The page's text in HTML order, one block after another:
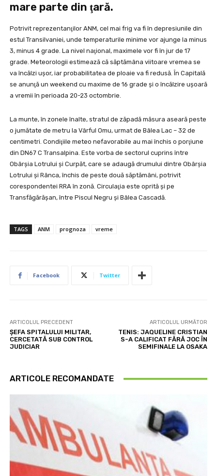
mare parte din ţară.
Potrivit reprezentanţilor ANM, cel mai frig va fi în depresiunile din
estul Transilvaniei, unde temperaturile minime vor ajunge la minus
3, minus 4 grade. La nivel naţional, maximele vor fi în jur de 17
grade. Meteorologii estimează că săptămâna viitoare vremea se
va încălzi uşor, iar probabilitatea de ploaie va fi redusă. În Capitală
se anunţă un weekend cu maxime de 16 grade şi o încălzire uşoară
a vremii în perioada 20-23 octombrie.
La munte, în zonele înalte, stratul de zăpadă măsura aseară peste
o jumătate de metru la Vârful Omu, urmat de Bâlea Lac – 32 de
centimetri. Condiţiile meteo nefavorabile au mai închis o porţiune
din DN67 C Transalpina. Este vorba de sectorul cuprins între
Obârşia Lotrului şi Curpăt, care se adaugă drumului dintre Obârşia
Lotrului şi Rânca, închis de peste două săptămâni, potrivit
corespondentei RRA în zonă. Circulaţia este oprită şi pe
Transfăgărăşan, între Piscul Negru şi Bâlea Cascadă.
TAGS ANM prognoza vreme
Facebook Twitter
ARTICOLUL PRECEDENT
ȘEFA SPITALULUI MILITAR,
CERCETATĂ SUB CONTROL
JUDICIAR
ARTICOLUL URMĂTOR
TENIS: JAQUELINE CRISTIAN
S-A CALIFICAT FĂRĂ JOC ÎN
SEMIFINALE LA OSAKA
ARTICOLE RECOMANDATE